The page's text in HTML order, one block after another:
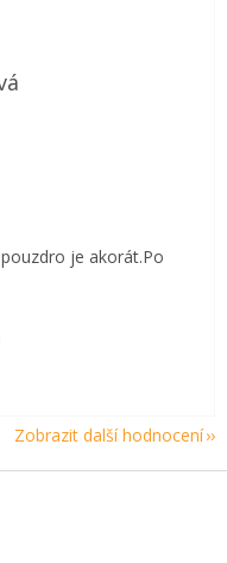
z 5 hvězdiček.
z 5 hvězdiček.
je akorát.Po
z 5 hvězdiček.
Zobrazit další hodnocení